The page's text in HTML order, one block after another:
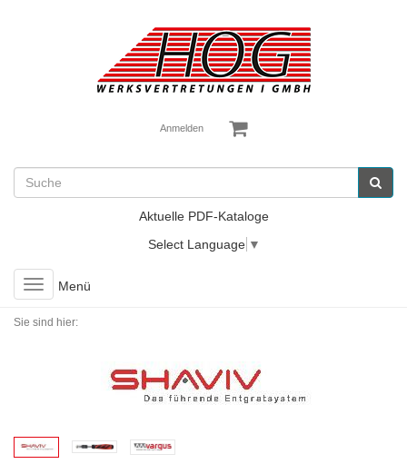
Anmelden
Aktuelle PDF-Kataloge
Select Language ▼
Toggle
navigation
Menü
Sie sind hier: